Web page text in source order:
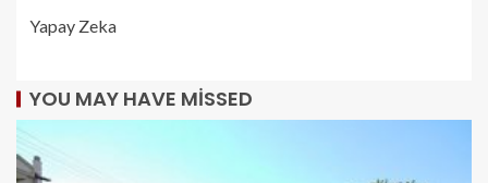
Yapay Zeka
YOU MAY HAVE MISSED